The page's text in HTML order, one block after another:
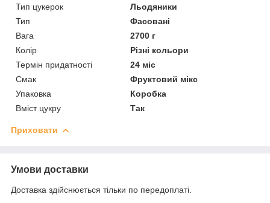
Тип цукерок
Льодяники
Тип
Фасовані
Вага
2700 г
Колір
Різні кольори
Термін придатності
24 міс
Смак
Фруктовий мікс
Упаковка
Коробка
Вміст цукру
Так
Приховати
Умови доставки
Доставка здійснюється тільки по передоплаті.